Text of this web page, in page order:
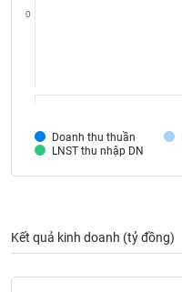
Doanh thu thuần
LNST thu nhập DN
0
Kết quả kinh doanh (tỷ đồng)
Tất cả
Bài
(-)